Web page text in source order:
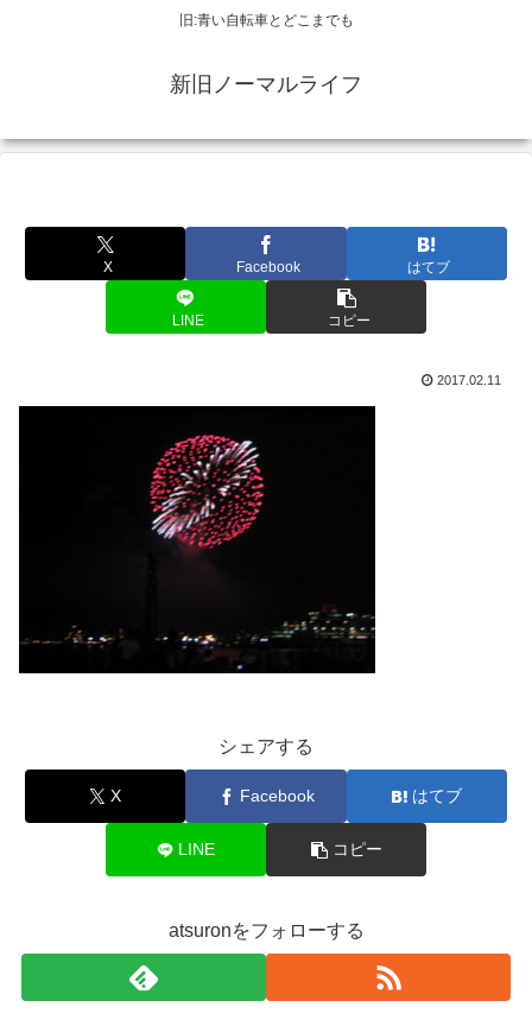
旧:青い自転車とどこまでも
新旧ノーマルライフ
X Facebook はてブ
LINE コピー
2017.02.11
シェアする
X Facebook はてブ
LINE コピー
atsuronをフォローする